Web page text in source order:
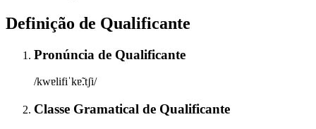
Definição de Qualificante
Pronúncia de Qualificante
/kwɐlifiˈkɐ̃.tʃi/
Classe Gramatical de Qualificante